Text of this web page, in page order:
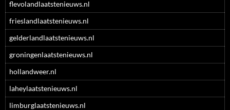
flevolandlaatstenieuws.nl
frieslandlaatstenieuws.nl
gelderlandlaatstenieuws.nl
groningenlaatstenieuws.nl
hollandweer.nl
laheylaatstenieuws.nl
limburglaatstenieuws.nl